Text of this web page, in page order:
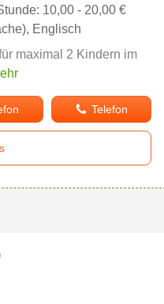
10,00 - 20,00 €
Englisch
maximal 2 Kindern im
Telefon